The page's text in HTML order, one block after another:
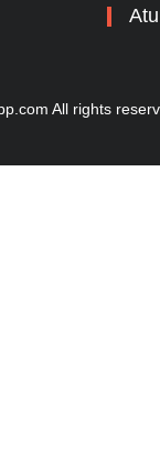
All rights